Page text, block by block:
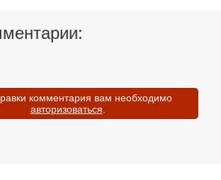
комментария вам необходимо
авторизоваться